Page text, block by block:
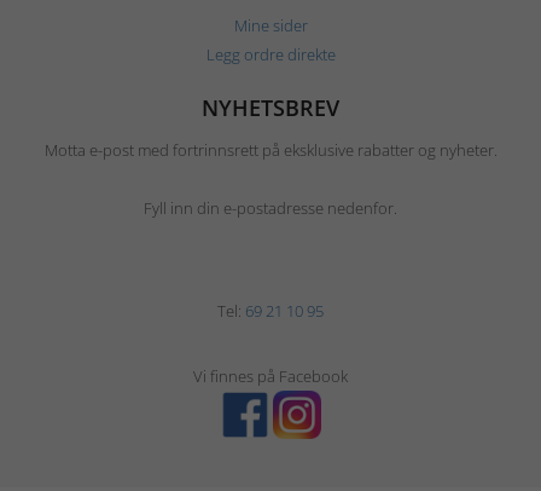
Mine sider
Legg ordre direkte
NYHETSBREV
Motta e-post med fortrinnsrett på eksklusive rabatter og nyheter.
Fyll inn din e-postadresse nedenfor.
Tel: 69 21 10 95
Vi finnes på Facebook